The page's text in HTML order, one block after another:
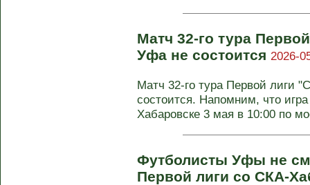
Матч 32-го тура
Уфа не состоится 2026-
Матч 32-го тура Первой лиги
состоится. Напомним, что
Хабаровске 3 мая в 10:00 по
Футболисты Уфы не
Первой лиги со СКА-